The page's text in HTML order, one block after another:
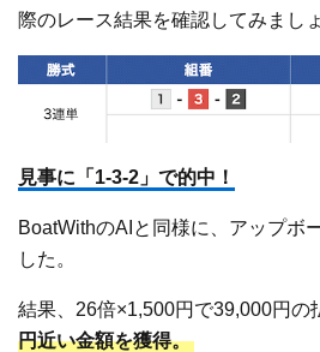
際のレース結果を確認してみまし
見事に「1-3-2」で的中！
BoatWithのAIと同様に、アップボ
した。
結果、26倍×1,500円で39,000円の
円近い金額を獲得。